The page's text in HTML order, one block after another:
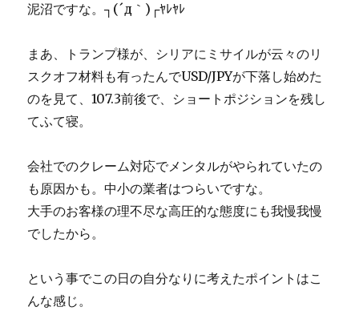
泥沼ですな。┐(´д｀)┌ﾔﾚﾔﾚ
まあ、トランプ様が、シリアにミサイルが云々のリ
スクオフ材料も有ったんでUSD/JPYが下落し始めた
のを見て、107.3前後で、ショートポジションを残し
てふて寝。
会社でのクレーム対応でメンタルがやられていたの
も原因かも。中小の業者はつらいですな。
大手のお客様の理不尽な高圧的な態度にも我慢我慢
でしたから。
という事でこの日の自分なりに考えたポイントはこ
んな感じ。